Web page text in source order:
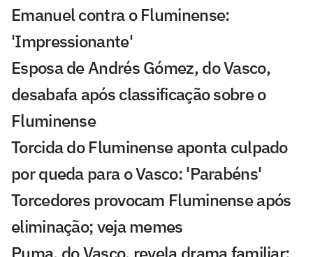
Emanuel contra o Fluminense:
'Impressionante'
Esposa de Andrés Gómez, do Vasco,
desabafa após classificação sobre o
Fluminense
Torcida do Fluminense aponta culpado
por queda para o Vasco: 'Parabéns'
Torcedores provocam Fluminense após
eliminação; veja memes